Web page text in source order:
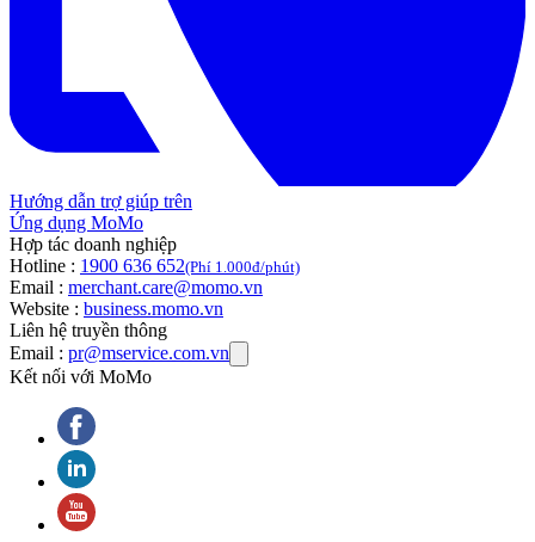
Hướng dẫn trợ giúp trên
Ứng dụng MoMo
Hợp tác doanh nghiệp
Hotline : 1900 636 652(Phí 1.000đ/phút)
Email : merchant.care@momo.vn
Website : business.momo.vn
Liên hệ truyền thông
Email : pr@mservice.com.vn
Kết nối với MoMo